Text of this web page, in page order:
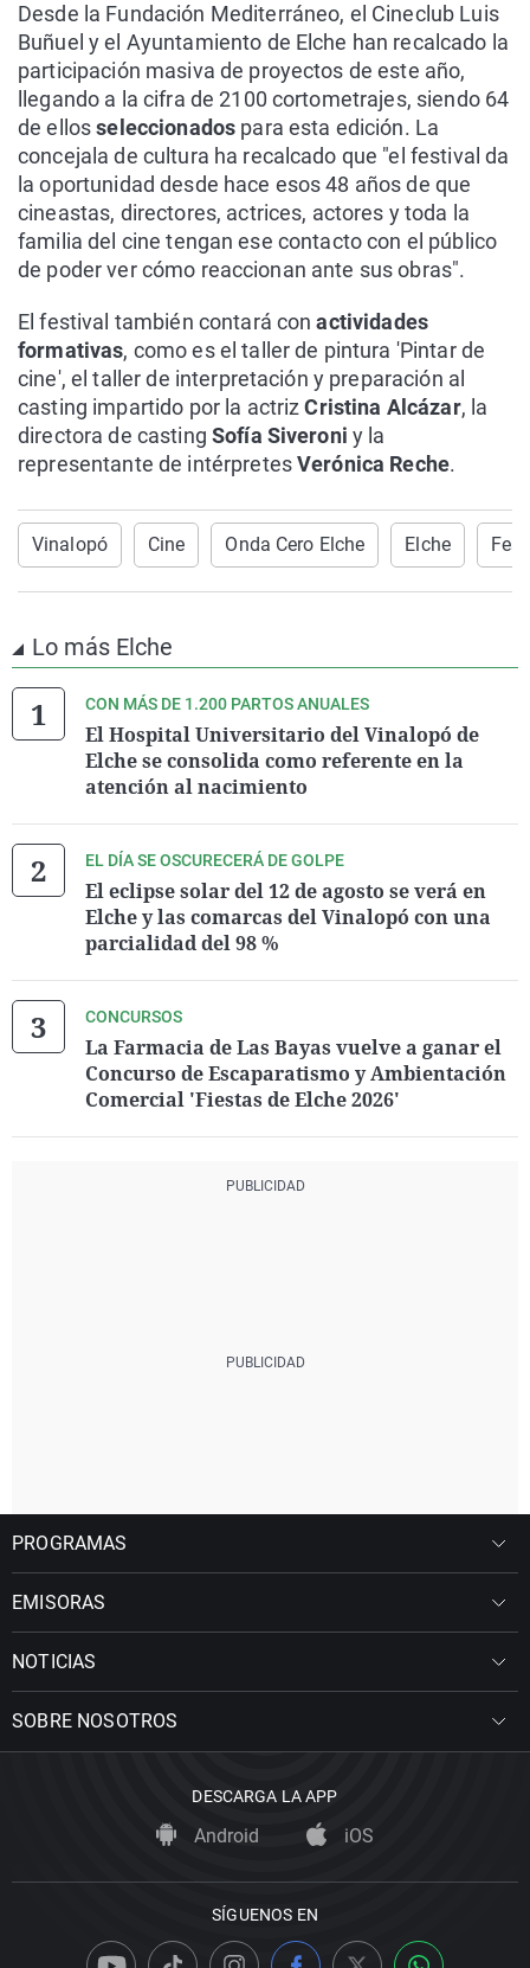
Desde la Fundación Mediterráneo, el Cineclub Luis
Buñuel y el Ayuntamiento de Elche han recalcado la
participación masiva de proyectos de este año,
llegando a la cifra de 2100 cortometrajes, siendo 64
de ellosseleccionados para esta edición. La
concejala de cultura ha recalcado que "el festival da
la oportunidad desde hace esos 48 años de que
cineastas, directores, actrices, actores y toda la
familia del cine tengan ese contacto con el público
de poder ver cómo reaccionan ante sus obras".
El festival también contará conactividades
formativas, como es el taller de pintura 'Pintar de
cine', el taller de interpretación y preparación al
casting impartido por la actrizCristina Alcázar, la
directora de casting Sofía Siveroni y la
representante de intérpretesVerónica Reche.
Vinalopó Cine Onda Cero Elche Elche
Lo más Elche
CON MÁS DE 1.200 PARTOS ANUALES
El Hospital Universitario del Vinalopó de
Elche se consolida como referente en la
atención al nacimiento
EL DÍA SE OSCURECERÁ DE GOLPE
El eclipse solar del 12 de agosto se verá en
Elche y las comarcas del Vinalopó con una
parcialidad del 98 %
CONCURSOS
La Farmacia de Las Bayas vuelve a ganar el
Concurso de Escaparatismo y Ambientación
Comercial 'Fiestas de Elche 2026'
PROGRAMAS
EMISORAS
NOTICIAS
SOBRE NOSOTROS
DESCARGA LA APP
Android iOS
SÍGUENOS EN